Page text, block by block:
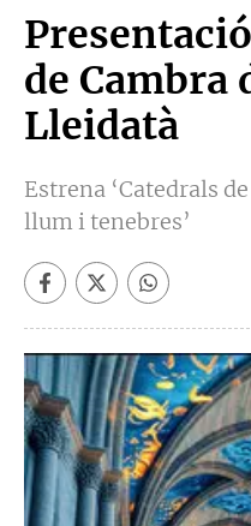
de Cambra
Lleidatà
Estrena ‘Catedrals
llum i tenebres’